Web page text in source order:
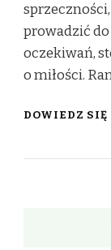
prowadzić
oczekiwań,
o miłości.
DOWIEDZ SIĘ